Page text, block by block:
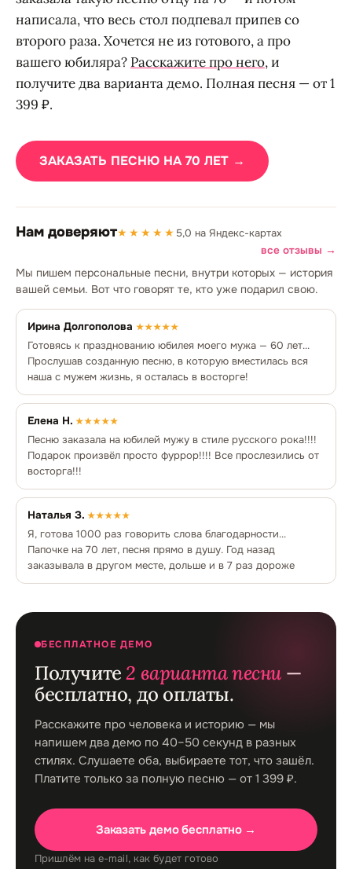
написала, что весь стол подпевал припев со
второго раза. Хочется не из готового, а про
вашего юбиляра? Расскажите про него, и
получите два варианта демо. Полная песня — от 1
399 ₽.
ЗАКАЗАТЬ ПЕСНЮ НА 70 ЛЕТ →
Нам доверяют★★★★★ 5,0 на Яндекс-картах
все отзывы →
Мы пишем персональные песни, внутри которых — история
вашей семьи. Вот что говорят те, кто уже подарил свою.
Ирина Долгополова ★★★★★
Готовясь к празднованию юбилея моего мужа — 60 лет...
Прослушав созданную песню, в которую вместилась вся
наша с мужем жизнь, я осталась в восторге!
Елена Н. ★★★★★
Песню заказала на юбилей мужу в стиле русского рока!!!!
Подарок произвёл просто фуррор!!!! Все прослезились от
восторга!!!
Наталья З. ★★★★★
Я, готова 1000 раз говорить слова благодарности...
Папочке на 70 лет, песня прямо в душу. Год назад
заказывала в другом месте, дольше и в 7 раз дороже
БЕСПЛАТНОЕ ДЕМО
Получите2 варианта песни —
бесплатно, до оплаты.
Расскажите про человека и историю — мы
напишем два демо по 40–50 секунд в разных
стилях. Слушаете оба, выбираете тот, что зашёл.
Платите только за полную песню — от 1 399 ₽.
Заказать демо бесплатно →
Пришлём на e-mail, как будет готово